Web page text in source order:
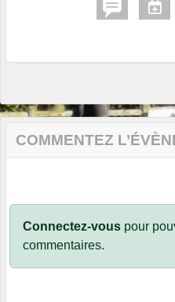
COMMENTEZ
Connectez-vous pour
commentaires.